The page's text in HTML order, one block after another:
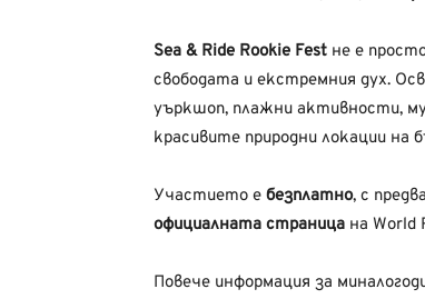
Sea & Ride Rookie Fest не е
свободата и екстремния дух.
уъркшоп, плажни активности,
красивите природни локации на
Участието е безплатно, с
официалната страница на World
Повече информация за